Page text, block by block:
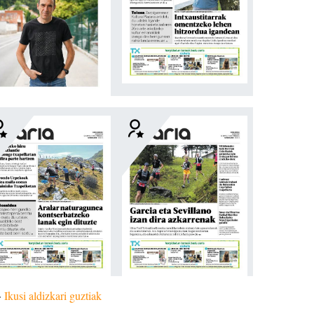
Ikusi aldizkari guztiak